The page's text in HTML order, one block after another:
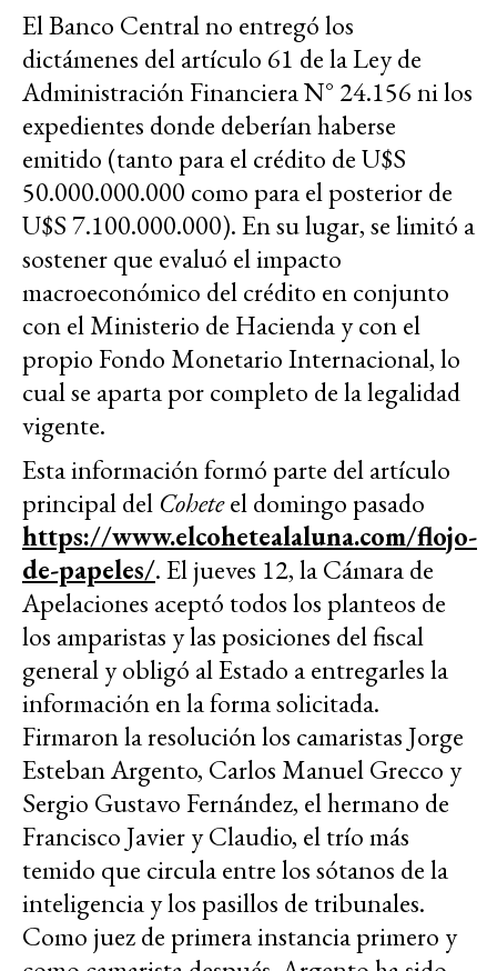
El Banco Central no entregó los
dictámenes del artículo 61 de la Ley de
Administración Financiera N° 24.156 ni los
expedientes donde deberían haberse
emitido (tanto para el crédito de U$S
50.000.000.000 como para el posterior de
U$S 7.100.000.000). En su lugar, se limitó a
sostener que evaluó el impacto
macroeconómico del crédito en conjunto
con el Ministerio de Hacienda y con el
propio Fondo Monetario Internacional, lo
cual se aparta por completo de la legalidad
vigente.
Esta información formó parte del artículo
principal del Coheteel domingo pasado
https://www.elcohetealaluna.com/flojo-
de-papeles/. El jueves 12, la Cámara de
Apelaciones aceptó todos los planteos de
los amparistas y las posiciones del fiscal
general y obligó al Estado a entregarles la
información en la forma solicitada.
Firmaron la resolución los camaristas Jorge
Esteban Argento, Carlos Manuel Grecco y
Sergio Gustavo Fernández, el hermano de
Francisco Javier y Claudio, el trío más
temido que circula entre los sótanos de la
inteligencia y los pasillos de tribunales.
Como juez de primera instancia primero y